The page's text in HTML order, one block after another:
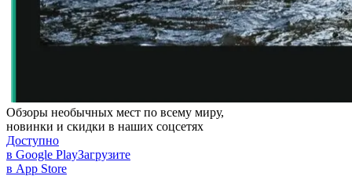
Обзоры необычных мест по всему миру,
новинки и скидки в наших соцсетях
Доступно
в Google PlayЗагрузите
в App Store